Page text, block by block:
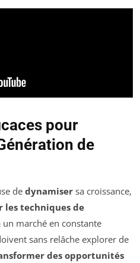
pour
de
de dynamiser sa croissance,
les techniques de
un marché en constante
sans relâche explorer de
des opportunités